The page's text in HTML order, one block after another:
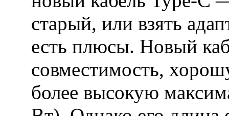
старый, или взять
есть плюсы. Новый
совместимость,
более высокую